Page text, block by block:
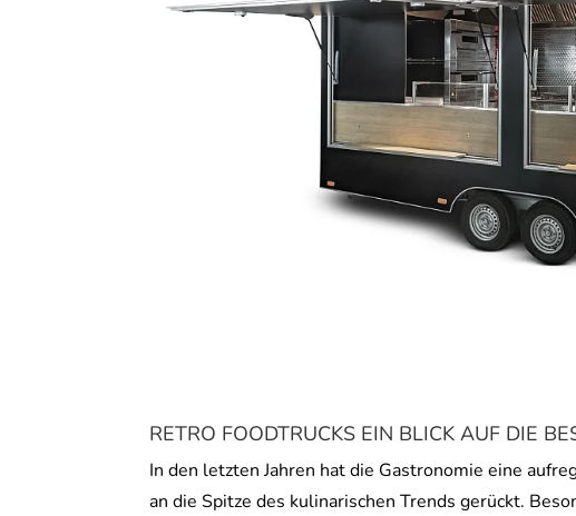
RETRO FOODTRUCKS EIN BLICK AUF DIE
In den letzten Jahren hat die Gastronomie eine
an die Spitze des kulinarischen Trends gerückt.